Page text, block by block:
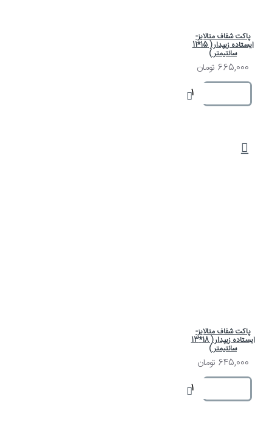
پاکت شفاف متالایز-
ایستاده زیپدار ( 15*11
سانتیمتر )
665,000 تومان
پاکت شفاف متالایز-
ایستاده زیپدار ( 18*13
سانتیمتر )
645,000 تومان